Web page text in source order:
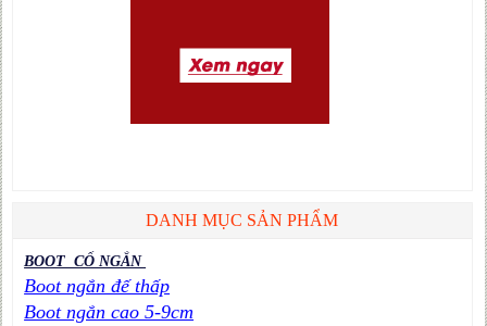
DANH MỤC SẢN PHẨM
BOOT CỔ NGẮN
Boot ngắn đế thấp
Boot ngắn cao 5-9cm